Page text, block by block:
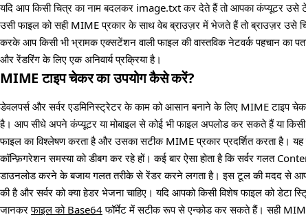
यदि आप किसी चित्र का नाम बदलकर image.txt कर देते हैं तो आपका कंप्यूटर
उसी फाइल को सही MIME प्रकार के साथ वेब ब्राउज़र में भेजते हैं तो ब्राउज़र उसे
करके आप किसी भी भ्रामक एक्सटेंशन वाली फाइल की वास्तविक नेटवर्क पहचान का
और रेंडरिंग के लिए एक अनिवार्य प्रक्रिया है।
MIME टाइप चेकर का उपयोग कैसे करें?
डेवलपर्स और सर्वर एडमिनिस्ट्रेटर के काम को आसान बनाने के लिए MIME टाइप
है। आप सीधे अपने कंप्यूटर या मोबाइल से कोई भी फाइल अपलोड कर सकते हैं या
फाइल का विश्लेषण करता है और उसका सटीक MIME प्रकार प्रदर्शित करता है। यह
कॉन्फ़िगरेशन समस्या को डीबग कर रहे हों। कई बार ऐसा होता है कि सर्वर गलत
डाउनलोड करने के बजाय गलत तरीके से रेंडर करने लगता है। इस टूल की मदद से
की है और सर्वर को क्या हेडर भेजना चाहिए। यदि आपको किसी विशेष फाइल को डेटा
जानकरफाइल को Base64फॉर्मेट में सटीक रूप से एन्कोड कर सकते हैं। सही